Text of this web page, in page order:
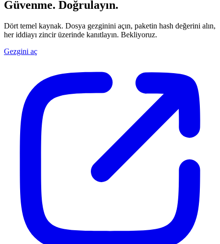
Güvenme. Doğrulayın.
Dört temel kaynak. Dosya gezginini açın, paketin hash değerini alın,
her iddiayı zincir üzerinde kanıtlayın. Bekliyoruz.
Gezgini aç